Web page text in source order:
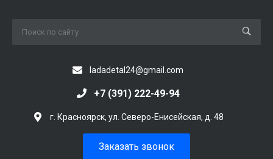
ladadetal24@gmail.com
+7 (391) 222-49-94
г. Красноярск, ул. Северо-Енисейская, д. 48
Заказать звонок